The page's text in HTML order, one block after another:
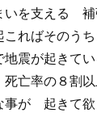
いを支える 補
ればそのうち
震が起きて
亡率の８割
事が 起きて